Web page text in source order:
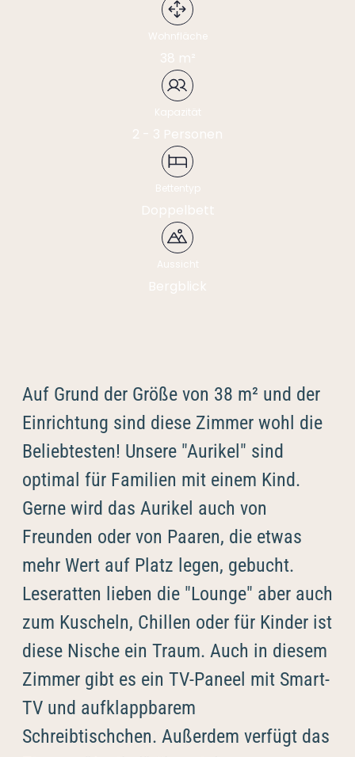
----
--
Wohnfläche
38 m²
Kapazität
2 - 3 Personen
Bettentyp
Doppelbett
Aussicht
Bergblick
Auf Grund der Größe von 38 m² und der
Einrichtung sind diese Zimmer wohl die
Beliebtesten! Unsere "Aurikel" sind
optimal für Familien mit einem Kind.
Gerne wird das Aurikel auch von
Freunden oder von Paaren, die etwas
mehr Wert auf Platz legen, gebucht.
Leseratten lieben die "Lounge" aber auch
zum Kuscheln, Chillen oder für Kinder ist
diese Nische ein Traum. Auch in diesem
Zimmer gibt es ein TV-Paneel mit Smart-
TV und aufklappbarem
Schreibtischchen. Außerdem verfügt das